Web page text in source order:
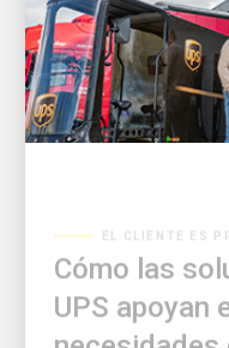
Cómo las
UPS apoyan